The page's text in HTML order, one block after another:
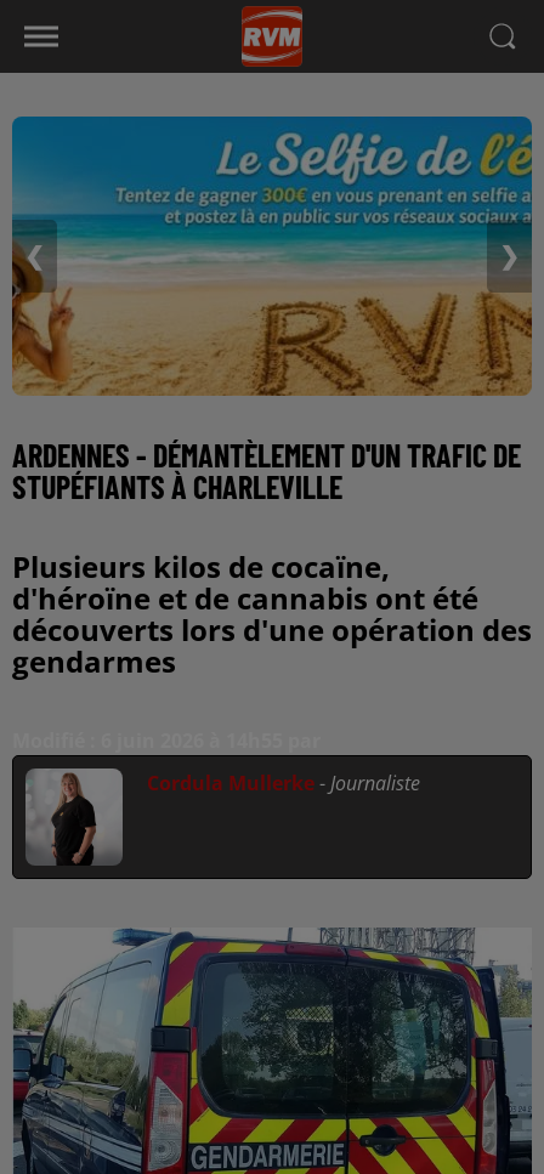
❮ ❯
ARDENNES - DÉMANTÈLEMENT D'UN TRAFIC DE
STUPÉFIANTS À CHARLEVILLE
Plusieurs kilos de cocaïne,
d'héroïne et de cannabis ont été
découverts lors d'une opération des
gendarmes
Cordula Mullerke-Journaliste